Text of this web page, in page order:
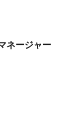
ネージャー